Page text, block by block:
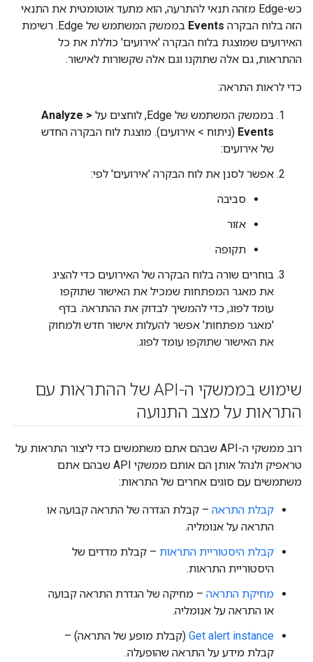
כש-Edge מזהה תנאי להתרעה, הוא מתעד אוטומטית את התנאי
הזה בלוח הבקרה Events
בממשק המשתמש של Edge. רשימת
האירועים שמוצגת בלוח הבקרה 'אירועים' כוללת את כל
ההתראות, גם אלה שתוקנו וגם אלה שקשורות לאישור.
כדי לראות התראה:
בממשק המשתמש של Edge, לוחצים על
Analyze >
Events (ניתוח > אירועים). מוצגת לוח הבקרה החדש
של אירועים:
אפשר לסנן את לוח הבקרה 'אירועים' לפי:
סביבה
אזור
תקופה
בוחרים שורה בלוח הבקרה של האירועים כדי להציג
את מאגר המפתחות שמכיל את האישור שתוקפו
עומד לפוג, כדי להמשיך לבדוק את ההתראה. בדף
'מאגר מפתחות' אפשר להעלות אישור חדש ולמחוק
את האישור שתוקפו עומד לפוג.
שימוש בממשקי ה-API של ההתראות עם
התראות על מצב התנועה
רוב ממשקי ה-API שבהם אתם משתמשים כדי ליצור התראות על
טראפיק ולנהל אותן הם אותם ממשקי API שבהם אתם
משתמשים עם סוגים אחרים של התראות:
קבלת התראה – קבלת הגדרה של התראה קבועה או
התראה על אנומליה.
קבלת היסטוריית התראות – קבלת מדדים של
היסטוריית התראות.
מחיקת התראה – מחיקה של הגדרת התראה קבועה
או התראה על אנומליה.
Get alert instance (קבלת מופע של התראה) –
קבלת מידע על התראה שהופעלה.